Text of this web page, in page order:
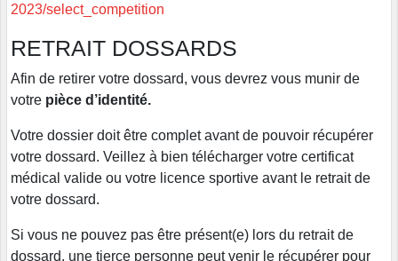
2023/select_competition
RETRAIT DOSSARDS
Afin de retirer votre dossard, vous devrez vous munir de
votre pièce d’identité.
Votre dossier doit être complet avant de pouvoir récupérer
votre dossard. Veillez à bien télécharger votre certificat
médical valide ou votre licence sportive avant le retrait de
votre dossard.
Si vous ne pouvez pas être présent(e) lors du retrait de
dossard, une tierce personne peut venir le récupérer pour